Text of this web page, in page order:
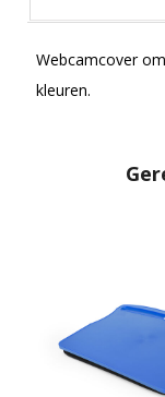
Webcamcover
kleuren.